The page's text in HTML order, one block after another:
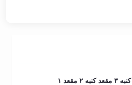
طقم انتريه كيليفن كنبه ٣ مقعد كنبه ٢ مقعد ١